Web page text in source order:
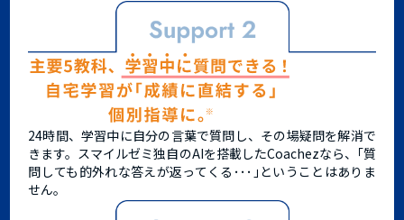
24時間、学習中に自分の言葉で質問し、その場疑問を解消で
きます。スマイルゼミ独自のAIを搭載したCoachezなら、｢質
問しても的外れな答えが返ってくる･･･｣ということはありま
せん。